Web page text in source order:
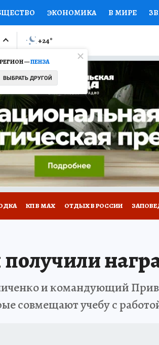
ЭКОНОМИКА В МИРЕ
ПРОИСШЕСТВИЯ НАЦИОНАЛЬНЫЕ
МИР Я ЗНАЮ СЕМЬЯ
СЕРИАЛЫ СПЕЦПРОЕКТЫ
КОНКУРСЫ РАБОТА У НАС
—ПЕНЗА
ВЫБРАТЬ ДРУГОЙ
+24°
КП В МАХ ОТДЫХ В РОССИИ
и командующий
совмещают учебу с